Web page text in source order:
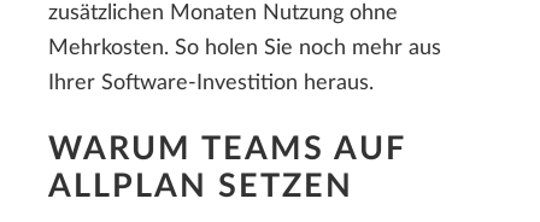
zusätzlichen Monaten Nutzung ohne
Mehrkosten. So holen Sie noch mehr aus
Ihrer Software-Investition heraus.
WARUM TEAMS AUF
ALLPLAN SETZEN